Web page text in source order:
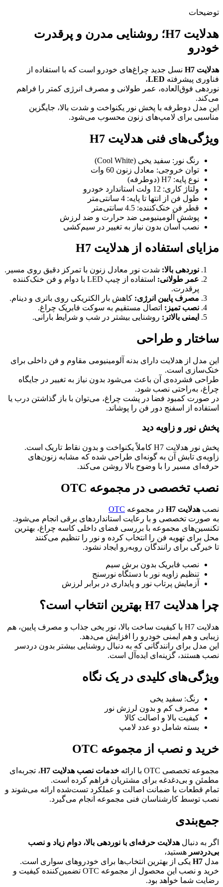
توضیحات
هدلایت H7؛ روشنایی مدرن و پرقدرت
خودرو
هدلایت H7
نسل جدید چراغ‌های خودرو است که با استفاده از
فناوری پیشرفته LED،
نوردهی فوق‌العاده، عمر طولانی و مصرف انرژی کمتر را فراهم
می‌کند.
این مدل دوطرفه با پخش نور یکنواخت و شدت بالا، جایگزین
مناسبی برای لامپ‌های زنون محسوب می‌شود.
ویژگی‌های فنی هدلایت H7
رنگ نور: سفید یخی (Cool White)
توان خروجی: معادل زنون 60 وات
نوع پایه: H7 (دوطرفه)
ولتاژ کاری: 12 ولت استاندارد خودرو
طول فن از انتها تا پایه: 4 سانتی‌متر
قطر فن خنک‌کننده: 4.5 سانتی‌متر
پوشش آلومینیومی ضد حرارت و ضد لرزش
نصب آسان بدون نیاز به تغییر در سیم‌کشی
مزایای استفاده از هدلایت H7
نوردهی بالا: شدت نور معادل زنون با تمرکز دقیق روی مسیر.
عمر طولانی:
استفاده از چیپ LED با دوام و فن خنک‌کننده
پرقدرت.
مصرف پایین انرژی: کاهش بار الکتریکی روی باتری و دینام.
نصب تمیز: اتصال مستقیم به سوکت فابریک چراغ.
ایمنی بالاتر: روشنایی بیشتر در شب و شرایط بارانی.
ساختار و طراحی
این مدل از هدلایت دارای بدنه آلومینیومی مقاوم و فن داخلی برای
خنک‌سازی است.
طراحی فشرده‌ی آن باعث می‌شود بدون نیاز به تغییر در جایگاه
چراغ، به‌راحتی نصب شود.
در صورت کمبود فضا در پشت چراغ، می‌توان با باز گذاشتن درب یا
استفاده از اسفنج دور فن را پوشاند.
پخش نور و زاویه دید
پخش نور هدلایت H7 کاملاً یکنواخت و بدون نقاط تاریک است.
زاویه‌ی تابش آن به گونه‌ای طراحی شده که مشابه زنون‌های
حرفه‌ای مسیر را با وضوح بالا روشن می‌کند.
نصب تخصصی در مجموعه OTC
نصب هدلایت H7 در مجموعه OTC
به صورت تخصصی و با رعایت استانداردهای برقی انجام می‌شود.
تکنسین‌های مجموعه با بررسی فضای داخلی کاسه چراغ، بهترین
محل برای تهویه فن را انتخاب کرده و نور را تنظیم می‌کنند
تا خیرگی برای رانندگان روبه‌رو ایجاد نشود.
نصب فابریک بدون برش سیم
تنظیم زاویه نور با دستگاه نورسنج
آزمایش پرتاب نور و پایداری در برابر لرزش
چرا هدلایت H7 بهترین انتخاب است؟
هدلایت H7 با کیفیت ساخت بالا، نور یخی جذاب و مصرف پایین، هم
زیبایی و هم ایمنی خودرو را افزایش می‌دهد.
این مدل برای رانندگانی که به دنبال روشنایی بیشتر بدون دردسر
نصب هستند، گزینه‌ای ایده‌آل است.
ویژگی‌های کلیدی در یک نگاه
رنگ: سفید یخی
مصرف کم و بدون لرزش نور
کیفیت بالا و اصالت کالا
بسته شامل دو عدد لامپ
خرید و نصب از مجموعه OTC
مجموعه تخصصی OTC با ارائه خدمات نصب هدلایت H7
، تجربه‌ای
مطمئن و بی‌دغدغه برای مشتریان فراهم کرده است.
تمام قطعات با ضمانت اصالت و عملکرد تست‌شده ارائه می‌شوند و
نصب توسط کارشناسان فنی مجموعه انجام می‌گیرد.
جمع‌بندی
اگر به دنبال هدلایت حرفه‌ای با نوردهی بالا، دوام زیاد و نصب
بی‌دردسر هستید،
مدل H7 یکی از بهترین انتخاب‌ها برای خودروهای سواری است.
خرید و نصب این محصول از مجموعه OTC تضمین‌کننده کیفیت و
رضایت شما خواهد بود.